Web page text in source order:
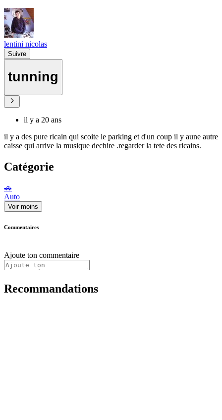
lentini nicolas
Suivre
tunning
il y a 20 ans
il y a des pure ricain qui scoite le parking et d'un coup il y aune autre
caisse qui arrive la musique dechire .regarder la tete des ricains.
Catégorie
🚗
Auto
Voir moins
Commentaires
Ajoute ton commentaire
Recommandations